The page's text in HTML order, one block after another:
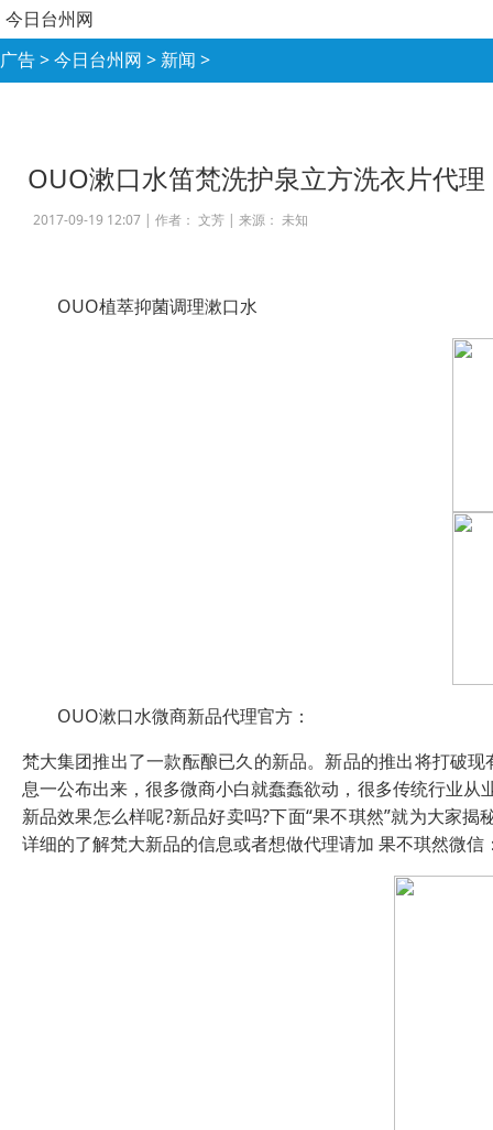
今日台州网
广告>今日台州网 > 新闻 >
OUO漱口水笛梵洗护泉立方洗衣片代理
2017-09-19 12:07 | 作者： 文芳| 来源： 未知
OUO植萃抑菌调理漱口水
OUO漱口水微商新品代理官方：
梵大集团推出了一款酝酿已久的新品。新品的推出将打破
息一公布出来，很多微商小白就蠢蠢欲动，很多传统行业
新品效果怎么样呢?新品好卖吗?下面“果不琪然”就为大家
详细的了解梵大新品的信息或者想做代理请加 果不琪然微